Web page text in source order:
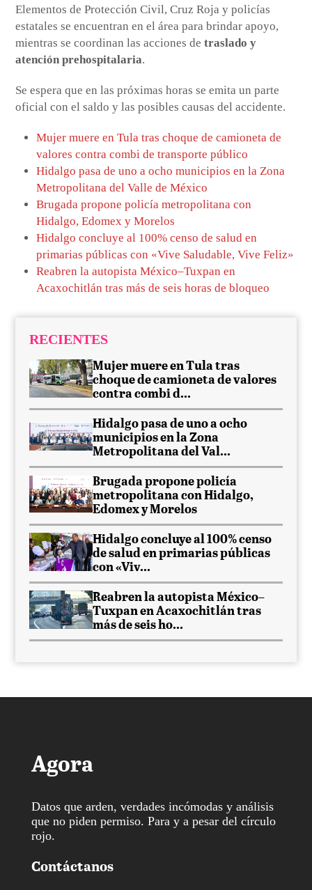
Elementos de Protección Civil, Cruz Roja y policías
estatales se encuentran en el área para brindar apoyo,
mientras se coordinan las acciones detraslado y
atención prehospitalaria.
Se espera que en las próximas horas se emita un parte
oficial con el saldo y las posibles causas del accidente.
Mujer muere en Tula tras choque de camioneta de
valores contra combi de transporte público
Hidalgo pasa de uno a ocho municipios en la Zona
Metropolitana del Valle de México
Brugada propone policía metropolitana con
Hidalgo, Edomex y Morelos
Hidalgo concluye al 100% censo de salud en
primarias públicas con «Vive Saludable, Vive Feliz»
Reabren la autopista México–Tuxpan en
Acaxochitlán tras más de seis horas de bloqueo
RECIENTES
Mujer muere en Tula tras
choque de camioneta de valores
contra combi d...
Hidalgo pasa de uno a ocho
municipios en la Zona
Metropolitana del Val...
Brugada propone policía
metropolitana con Hidalgo,
Edomex y Morelos
Hidalgo concluye al 100% censo
de salud en primarias públicas
con «Viv...
Reabren la autopista México–
Tuxpan en Acaxochitlán tras
más de seis ho...
Agora
Datos que arden, verdades incómodas y análisis
que no piden permiso. Para y a pesar del círculo
rojo.
Contáctanos